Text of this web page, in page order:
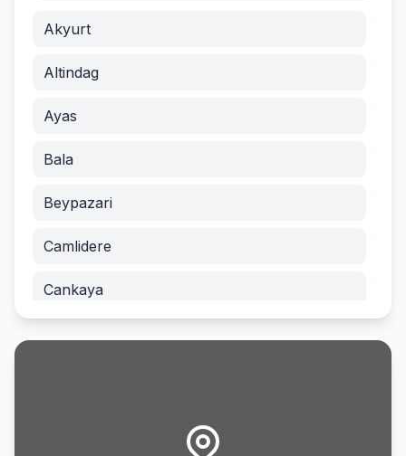
Akyurt
Altindag
Ayas
Bala
Beypazari
Camlidere
Cankaya